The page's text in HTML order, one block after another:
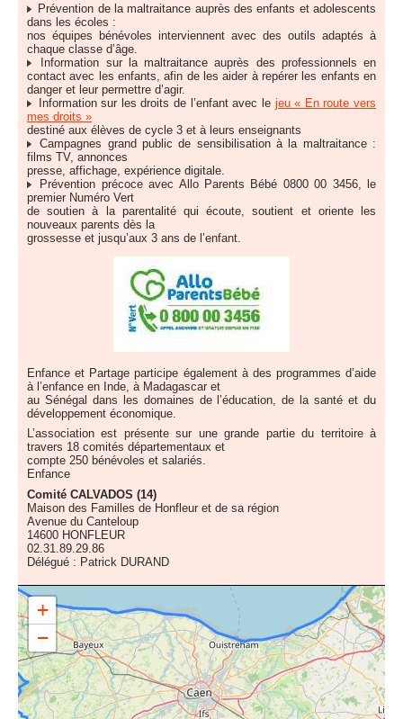
Prévention de la maltraitance auprès des enfants et adolescents
dans les écoles :
nos équipes bénévoles interviennent avec des outils adaptés à
chaque classe d’âge.
Information sur la maltraitance auprès des professionnels en
contact avec les enfants, afin de les aider à repérer les enfants en
danger et leur permettre d’agir.
Information sur les droits de l’enfant avec le jeu « En route vers
mes droits »
destiné aux élèves de cycle 3 et à leurs enseignants
Campagnes grand public de sensibilisation à la maltraitance :
films TV, annonces
presse, affichage, expérience digitale.
Prévention précoce avec Allo Parents Bébé 0800 00 3456, le
premier Numéro Vert
de soutien à la parentalité qui écoute, soutient et oriente les
nouveaux parents dès la
grossesse et jusqu’aux 3 ans de l’enfant.
Enfance et Partage participe également à des programmes d’aide
à l’enfance en Inde, à Madagascar et
au Sénégal dans les domaines de l’éducation, de la santé et du
développement économique.
L’association est présente sur une grande partie du territoire à
travers 18 comités départementaux et
compte 250 bénévoles et salariés.
Enfance
Comité CALVADOS (14)
Maison des Familles de Honfleur et de sa région
Avenue du Canteloup
14600 HONFLEUR
02.31.89.29.86
Délégué : Patrick DURAND
avenue du Canteloup - 14600 HONFLEUR
+
−